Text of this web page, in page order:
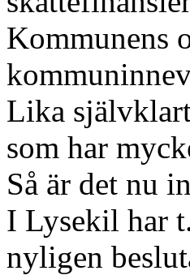
Kommunens
Lika
som har
Så är det nu
I Lysekil har
nyligen